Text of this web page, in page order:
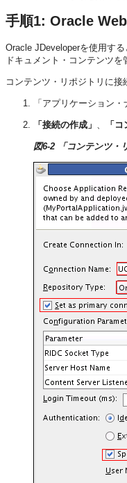
手順1: Oracle
Oracle JDeveloperを使用する
ドキュメント・コンテンツ
コンテンツ・リポジトリに接
「アプリケーション
「接続の作成」 、 「
図6-2 「コンテンツ・